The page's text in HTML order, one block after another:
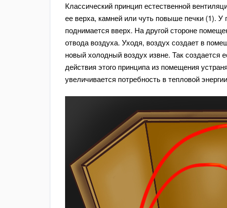
Классический принцип естественной
ее верха, камней или чуть повыше печки (1). У
поднимается вверх. На другой стороне
отвода воздуха. Уходя, воздух создает в
новый холодный воздух извне. Так создается
действия этого принципа из помещения
увеличивается потребность в тепловой